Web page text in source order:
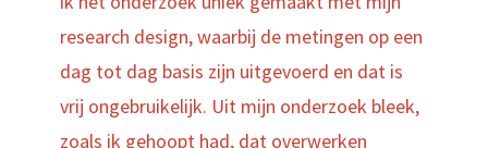
research design, waarbij de metingen op een
dag tot dag basis zijn uitgevoerd en dat is
vrij ongebruikelijk. Uit mijn onderzoek bleek,
zoals ik gehoopt had, dat overwerken